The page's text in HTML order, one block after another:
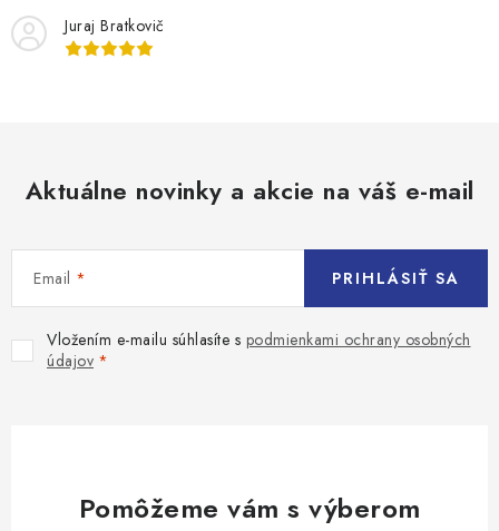
Juraj Bratkovič
Aktuálne novinky a akcie na váš e-mail
Email
Vložením e-mailu súhlasíte s podmienkami ochrany osobných
údajov
PRIHLÁSIŤ SA
Pomôžeme vám s výberom